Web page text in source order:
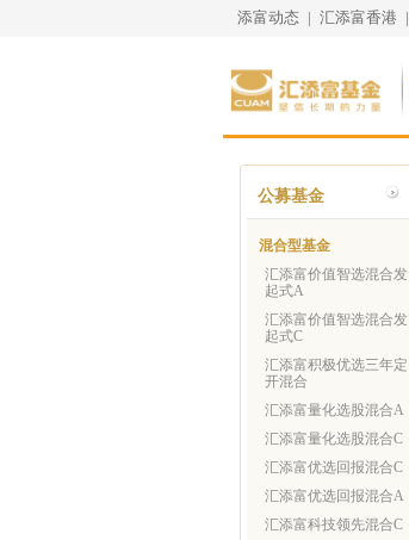
添富动态 | 汇添富香港 |
公募基金
混合型基金
汇添富价值智选混合发
起式A
汇添富价值智选混合发
起式C
汇添富积极优选三年定
开混合
汇添富量化选股混合A
汇添富量化选股混合C
汇添富优选回报混合C
汇添富优选回报混合A
汇添富科技领先混合C